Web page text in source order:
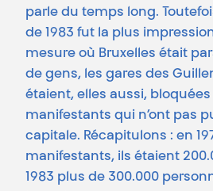
parle du temps long.
de 1983 fut la plus
mesure où Bruxelles était
de gens, les gares des
étaient, elles aussi,
manifestants qui n’ont pas
capitale. Récapitulons : en
manifestants, ils étaient
1983 plus de 300.000